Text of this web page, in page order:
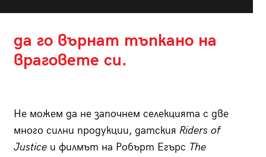
да го върнат тъпкано на
враговете си.
Не можем да не започнем селекцията с две
много силни продукции, датския Riders of
Justice и филмът на Робърт Егърс The